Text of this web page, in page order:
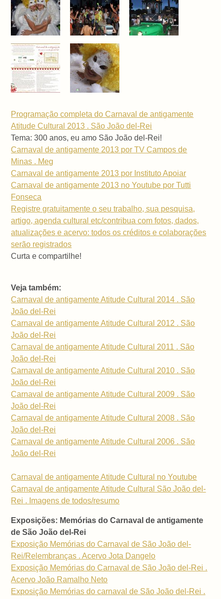
Programação completa do Carnaval de antigamente
Atitude Cultural 2013 . São João del-Rei
Tema: 300 anos, eu amo São João del-Rei!
Carnaval de antigamente 2013 por TV Campos de
Minas . Meg
Carnaval de antigamente 2013 por Instituto Apoiar
Carnaval de antigamente 2013 no Youtube por Tutti
Fonseca
Registre gratuitamente o seu trabalho, sua pesquisa,
artigo, agenda cultural etc/contribua com fotos, dados,
atualizações e acervo: todos os créditos e colaborações
serão registrados
Curta e compartilhe!
Veja também:
Carnaval de antigamente Atitude Cultural 2014 . São
João del-Rei
Carnaval de antigamente Atitude Cultural 2012 . São
João del-Rei
Carnaval de antigamente Atitude Cultural 2011 . São
João del-Rei
Carnaval de antigamente Atitude Cultural 2010 . São
João del-Rei
Carnaval de antigamente Atitude Cultural 2009 . São
João del-Rei
Carnaval de antigamente Atitude Cultural 2008 . São
João del-Rei
Carnaval de antigamente Atitude Cultural 2006 . São
João del-Rei
Carnaval de antigamente Atitude Cultural no Youtube
Carnaval de antigamente Atitude Cultural São João del-
Rei . Imagens de todos/resumo
Exposições: Memórias do Carnaval de antigamente
de São João del-Rei
Exposição Memórias do Carnaval de São João del-
Rei/Relembranças . Acervo Jota Dangelo
Exposição Memórias do Carnaval de São João del-Rei .
Acervo João Ramalho Neto
Exposição Memórias do carnaval de São João del-Rei .